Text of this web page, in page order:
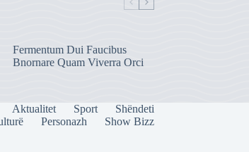
Fermentum Dui Faucibus
Bnornare Quam Viverra Orci
Aktualitet Sport
Shëndeti
Personazh Show Bizz